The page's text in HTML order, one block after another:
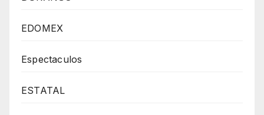
EDOMEX
Espectaculos
ESTATAL